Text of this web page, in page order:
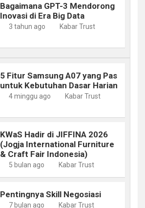
Bagaimana GPT-3 Mendorong
Inovasi di Era Big Data
3 tahun ago Kabar Trust
5 Fitur Samsung A07 yang Pas
untuk Kebutuhan Dasar Harian
4 minggu ago Kabar Trust
KWaS Hadir di JIFFINA 2026
(Jogja International Furniture
& Craft Fair Indonesia)
5 bulan ago Kabar Trust
Pentingnya Skill Negosiasi
7 bulan ago Kabar Trust